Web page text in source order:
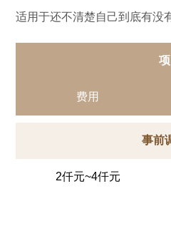
适用于还不清楚自己到底有没
项
费用
事前
2仟元~4仟元